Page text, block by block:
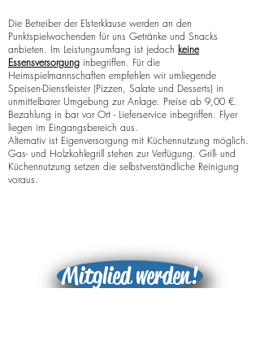
Die Betreiber der Elsterklause werden an den
Punktspielwochenden für uns Getränke und Snacks
anbieten. Im Leistungsumfang ist jedoch keine
Essensversorgung inbegriffen. Für die
Heimspielmannschaften empfehlen wir umliegende
Speisen-Dienstleister (Pizzen, Salate und Desserts) in
unmittelbarer Umgebung zur Anlage. Preise ab 9,00 €.
Bezahlung in bar vor Ort - Lieferservice inbegriffen. Flyer
liegen im Eingangsbereich aus.
Alternativ ist Eigenversorgung mit Küchennutzung möglich.
Gas- und Holzkohlegrill stehen zur Verfügung. Grill- und
Küchennutzung setzen die selbstverständliche Reinigung
voraus.
Mitglied werden!